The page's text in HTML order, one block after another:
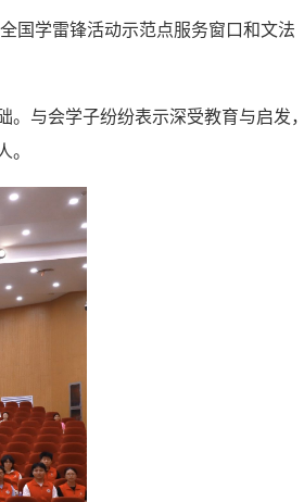
国学雷锋活动示范点服务窗口和文法
。与会学子纷纷表示深受教育与启发
。